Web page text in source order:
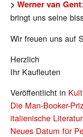
> Werner van Gent
bringt uns seine
Wir freuen uns auf
Herzlich
Ihr Kaufleuten
Veröffentlicht in
BEITRAGS-
NAVIGATION
Die Man-Booker-
italienische
Neues Datum für